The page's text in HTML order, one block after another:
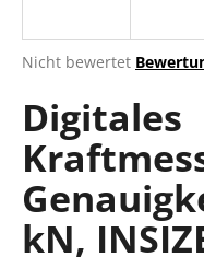
Die
Produktbewertung
ist
0,0
von
5
Sternen.
Nicht bewertet
Digitales
kN,
W
i
r
e